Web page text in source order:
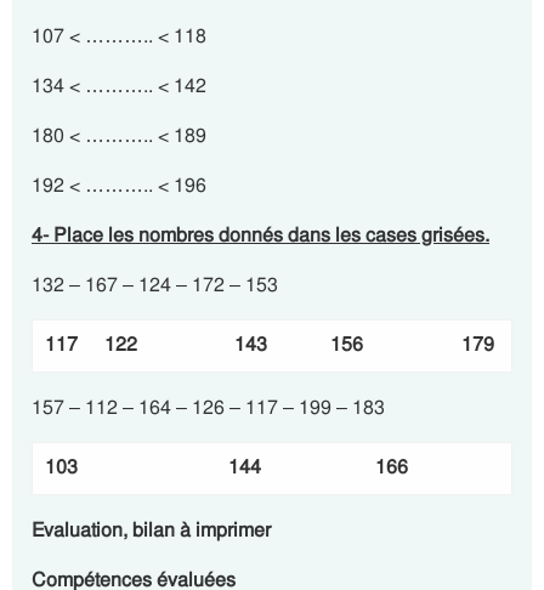
107 < ……….. < 118
134 < ……….. < 142
180 < ……….. < 189
192 < ……….. < 196
4- Place les nombres donnés dans les cases grisées.
132 – 167 – 124 – 172 – 153
117 122 143 156 179
157 – 112 – 164 – 126 – 117 – 199 – 183
103 144 166
Evaluation, bilan à imprimer
Compétences évaluées